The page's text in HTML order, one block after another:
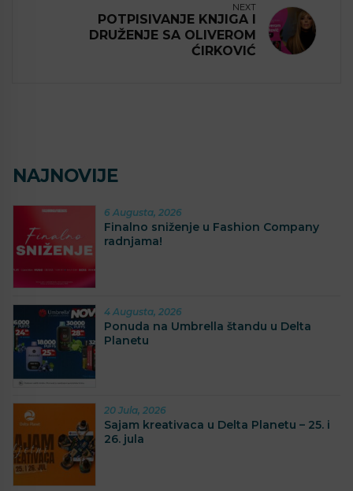
NEXT
POTPISIVANJE KNJIGA I
DRUŽENJE SA OLIVEROM
ĆIRKOVIĆ
NAJNOVIJE
6 Augusta, 2026
Finalno sniženje u Fashion Company
radnjama!
4 Augusta, 2026
Ponuda na Umbrella štandu u Delta
Planetu
20 Jula, 2026
Sajam kreativaca u Delta Planetu – 25. i
26. jula